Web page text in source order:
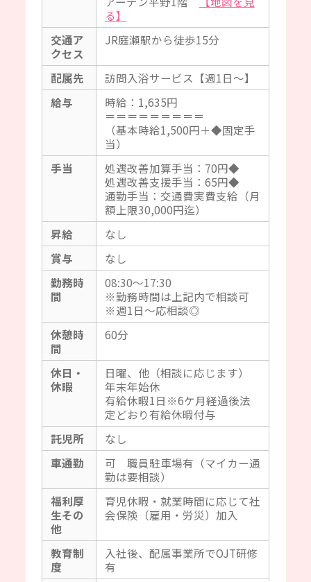
る】
交通ア
クセス
JR庭瀬駅から徒歩15分
配属先
訪問入浴サービス【週1日～】
給与
時給：1,635円
＝＝＝＝＝＝＝＝＝
（基本時給1,500円＋◆固定手
当）
手当
処遇改善加算手当：70円◆
処遇改善支援手当：65円◆
通勤手当：交通費実費支給（月
額上限30,000円迄）
昇給
なし
賞与
なし
勤務時
間
08:30～17:30
※勤務時間は上記内で相談可
※週1日～応相談◎
休憩時
間
60分
休日・
休暇
日曜、他（相談に応じます）
年末年始休
有給休暇1日※6ケ月経過後法
定どおり有給休暇付与
託児所
なし
車通勤
可 職員駐車場有（マイカー通
勤は要相談）
福利厚
生その
他
育児休暇・就業時間に応じて社
会保険（雇用・労災）加入
教育制
度
入社後、配属事業所でOJT研修
有